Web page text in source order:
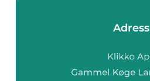
Adress